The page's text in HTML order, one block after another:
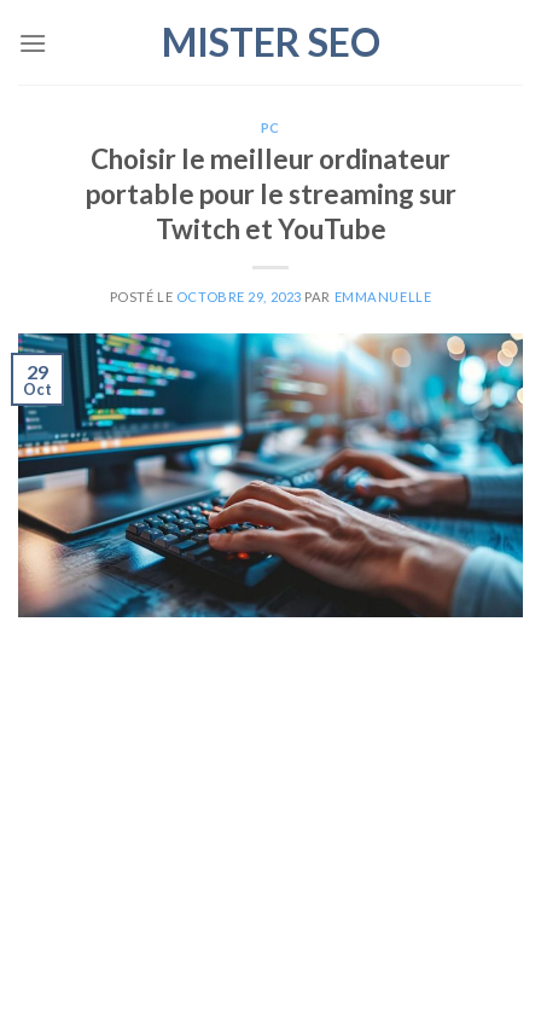
MISTER SEO
PC
Choisir le meilleur ordinateur
portable pour le streaming sur
Twitch et YouTube
POSTÉ LE OCTOBRE 29, 2023 PAR EMMANUELLE
29
Oct